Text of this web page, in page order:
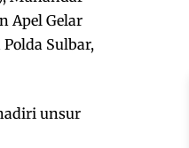
Apel Gelar
Sulbar,
unsur